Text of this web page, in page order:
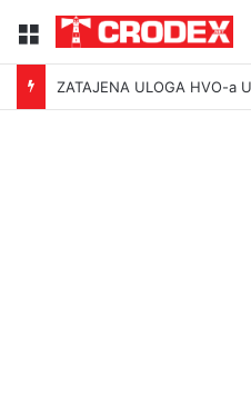
Menu
ZATAJENA ULOGA HVO-a